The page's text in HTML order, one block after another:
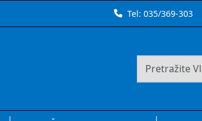
Tel:035/369-303